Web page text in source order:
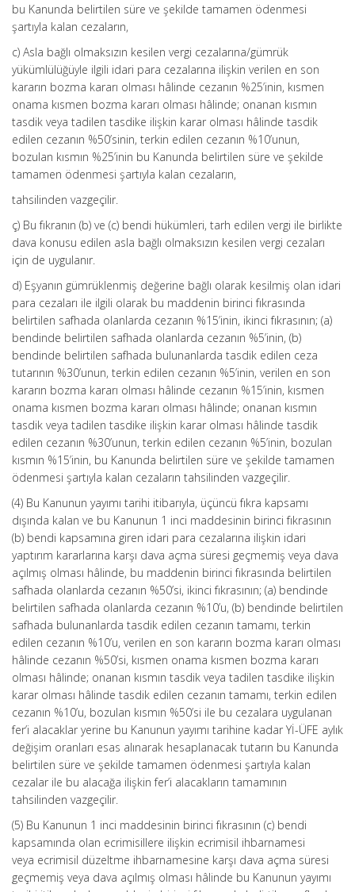
bu Kanunda belirtilen süre ve şekilde tamamen ödenmesi
şartıyla kalan cezaların,
c) Asla bağlı olmaksızın kesilen vergi cezalarına/gümrük
yükümlülüğüyle ilgili idari para cezalarına ilişkin verilen en son
kararın bozma kararı olması hâlinde cezanın %25’inin, kısmen
onama kısmen bozma kararı olması hâlinde; onanan kısmın
tasdik veya tadilen tasdike ilişkin karar olması hâlinde tasdik
edilen cezanın %50’sinin, terkin edilen cezanın %10’unun,
bozulan kısmın %25’inin bu Kanunda belirtilen süre ve şekilde
tamamen ödenmesi şartıyla kalan cezaların,
tahsilinden vazgeçilir.
ç) Bu fıkranın (b) ve (c) bendi hükümleri, tarh edilen vergi ile birlikte
dava konusu edilen asla bağlı olmaksızın kesilen vergi cezaları
için de uygulanır.
d) Eşyanın gümrüklenmiş değerine bağlı olarak kesilmiş olan idari
para cezaları ile ilgili olarak bu maddenin birinci fıkrasında
belirtilen safhada olanlarda cezanın %15’inin, ikinci fıkrasının; (a)
bendinde belirtilen safhada olanlarda cezanın %5’inin, (b)
bendinde belirtilen safhada bulunanlarda tasdik edilen ceza
tutarının %30’unun, terkin edilen cezanın %5’inin, verilen en son
kararın bozma kararı olması hâlinde cezanın %15’inin, kısmen
onama kısmen bozma kararı olması hâlinde; onanan kısmın
tasdik veya tadilen tasdike ilişkin karar olması hâlinde tasdik
edilen cezanın %30’unun, terkin edilen cezanın %5’inin, bozulan
kısmın %15’inin, bu Kanunda belirtilen süre ve şekilde tamamen
ödenmesi şartıyla kalan cezaların tahsilinden vazgeçilir.
(4) Bu Kanunun yayımı tarihi itibarıyla, üçüncü fıkra kapsamı
dışında kalan ve bu Kanunun 1 inci maddesinin birinci fıkrasının
(b) bendi kapsamına giren idari para cezalarına ilişkin idari
yaptırım kararlarına karşı dava açma süresi geçmemiş veya dava
açılmış olması hâlinde, bu maddenin birinci fıkrasında belirtilen
safhada olanlarda cezanın %50’si, ikinci fıkrasının; (a) bendinde
belirtilen safhada olanlarda cezanın %10’u, (b) bendinde belirtilen
safhada bulunanlarda tasdik edilen cezanın tamamı, terkin
edilen cezanın %10’u, verilen en son kararın bozma kararı olması
hâlinde cezanın %50’si, kısmen onama kısmen bozma kararı
olması hâlinde; onanan kısmın tasdik veya tadilen tasdike ilişkin
karar olması hâlinde tasdik edilen cezanın tamamı, terkin edilen
cezanın %10’u, bozulan kısmın %50’si ile bu cezalara uygulanan
fer’i alacaklar yerine bu Kanunun yayımı tarihine kadar Yİ-ÜFE aylık
değişim oranları esas alınarak hesaplanacak tutarın bu Kanunda
belirtilen süre ve şekilde tamamen ödenmesi şartıyla kalan
cezalar ile bu alacağa ilişkin fer’i alacakların tamamının
tahsilinden vazgeçilir.
(5) Bu Kanunun 1 inci maddesinin birinci fıkrasının (c) bendi
kapsamında olan ecrimisillere ilişkin ecrimisil ihbarnamesi
veya ecrimisil düzeltme ihbarnamesine karşı dava açma süresi
geçmemiş veya dava açılmış olması hâlinde bu Kanunun yayımı